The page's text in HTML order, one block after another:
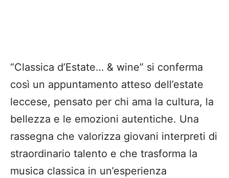
“Classica d’Estate… & wine” si conferma
così un appuntamento atteso dell’estate
leccese, pensato per chi ama la cultura, la
bellezza e le emozioni autentiche. Una
rassegna che valorizza giovani interpreti di
straordinario talento e che trasforma la
musica classica in un’esperienza